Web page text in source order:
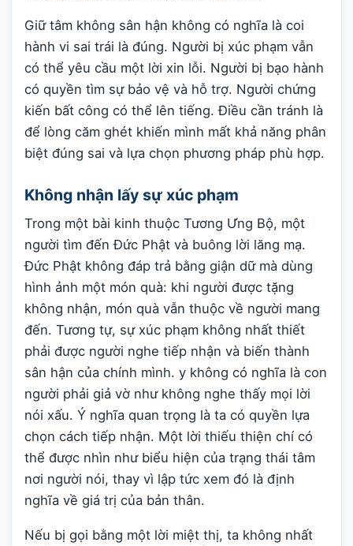
Giữ tâm không sân hận không có nghĩa là coi
hành vi sai trái là đúng. Người bị xúc phạm vẫn
có thể yêu cầu một lời xin lỗi. Người bị bạo hành
có quyền tìm sự bảo vệ và hỗ trợ. Người chứng
kiến bất công có thể lên tiếng. Điều cần tránh là
để lòng căm ghét khiến mình mất khả năng phân
biệt đúng sai và lựa chọn phương pháp phù hợp.
Không nhận lấy sự xúc phạm
Trong một bài kinh thuộc Tương Ưng Bộ, một
người tìm đến Đức Phật và buông lời lăng mạ.
Đức Phật không đáp trả bằng giận dữ mà dùng
hình ảnh một món quà: khi người được tặng
không nhận, món quà vẫn thuộc về người mang
đến. Tương tự, sự xúc phạm không nhất thiết
phải được người nghe tiếp nhận và biến thành
sân hận của chính mình. y không có nghĩa là con
người phải giả vờ như không nghe thấy mọi lời
nói xấu. Ý nghĩa quan trọng là ta có quyền lựa
chọn cách tiếp nhận. Một lời thiếu thiện chí có
thể được nhìn như biểu hiện của trạng thái tâm
nơi người nói, thay vì lập tức xem đó là định
nghĩa về giá trị của bản thân.
Nếu bị gọi bằng một lời miệt thị, ta không nhất